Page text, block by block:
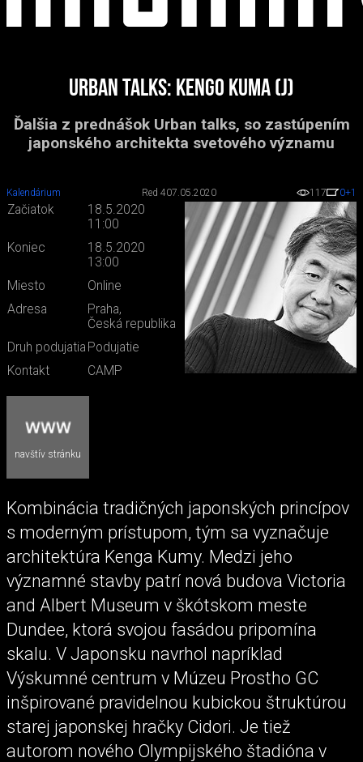
Urban Talks: Kengo Kuma (J)
Ďalšia z prednášok Urban talks, so zastúpením
japonského architekta svetového významu
Kalendárium Red 407.05.2020 117 0+1
Začiatok
18.5.2020
11:00
Koniec
18.5.2020
13:00
Miesto
Online
Adresa
Praha,
Česká republika
Druh podujatia Podujatie
Kontakt
CAMP
navštív stránku
Kombinácia tradičných japonských princípov
s moderným prístupom, tým sa vyznačuje
architektúra Kenga Kumy. Medzi jeho
významné stavby patrí nová budova Victoria
and Albert Museum v škótskom meste
Dundee, ktorá svojou fasádou pripomína
skalu. V Japonsku navrhol napríklad
Výskumné centrum v Múzeu Prostho GC
inšpirované pravidelnou kubickou štruktúrou
starej japonskej hračky Cidori. Je tiež
autorom nového Olympijského štadióna v